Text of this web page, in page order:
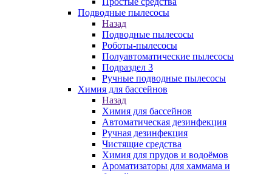
Подводные пылесосы
Назад
Подводные пылесосы
Роботы-пылесосы
Полуавтоматические пылесосы
Подраздел 3
Ручные подводные пылесосы
Химия для бассейнов
Назад
Химия для бассейнов
Автоматическая дезинфекция
Ручная дезинфекция
Чистящие средства
Химия для прудов и водоёмов
Ароматизаторы для хаммама и